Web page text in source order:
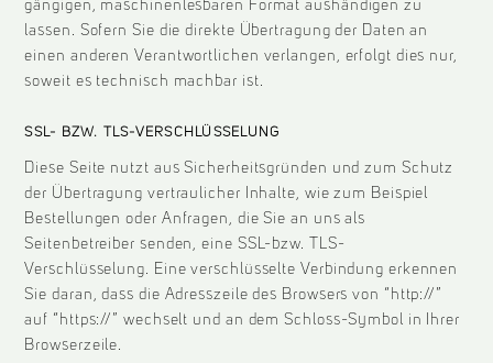
gängigen, maschinenlesbaren Format aushändigen zu
lassen. Sofern Sie die direkte Übertragung der Daten an
einen anderen Verantwortlichen verlangen, erfolgt dies nur,
soweit es technisch machbar ist.
SSL- BZW. TLS-VERSCHLÜSSELUNG
Diese Seite nutzt aus Sicherheitsgründen und zum Schutz
der Übertragung vertraulicher Inhalte, wie zum Beispiel
Bestellungen oder Anfragen, die Sie an uns als
Seitenbetreiber senden, eine SSL-bzw. TLS-
Verschlüsselung. Eine verschlüsselte Verbindung erkennen
Sie daran, dass die Adresszeile des Browsers von “http://”
auf “https://” wechselt und an dem Schloss-Symbol in Ihrer
Browserzeile.